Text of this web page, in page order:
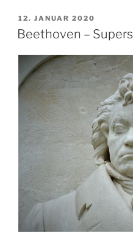
VERÖFFENTLICHT
AM
12. JANUAR 2020
Beethoven –